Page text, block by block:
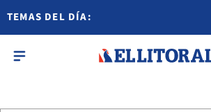
TEMAS DEL DÍA: